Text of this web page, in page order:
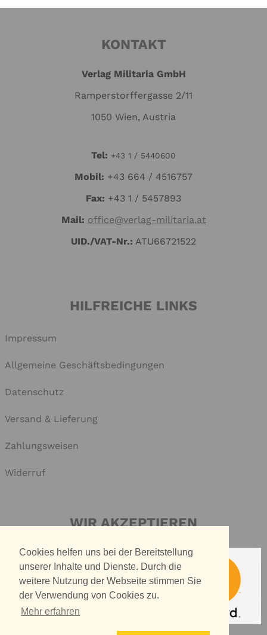
Cookies helfen uns bei der Bereitstellung
unserer Inhalte und Dienste. Durch die
weitere Nutzung der Webseite stimmen Sie
der Verwendung von Cookies zu.
Mehr erfahren
KONTAKT
Verlag Militaria GmbH
Ramperstorffergasse 2/11
1050 Wien, Austria
Tel: +43 1 / 5440600
Mobil: +43 664 / 4516757
Fax: +43 1 / 5457893
Mail: office@verlag-militaria.at
UID./VAT-Nr.: ATU66721522
HILFREICHE LINKS
Impressum
Allgemeine Geschäftsbedingungen
Datenschutz
Versand & Lieferung
Zahlungsweisen
Widerruf
WIR AKZEPTIEREN